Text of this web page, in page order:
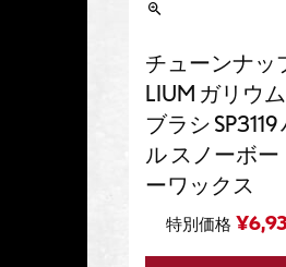
チューンナッ
LIUM ガリウ
ブラシ SP3119
ル スノーボー
ーワックス
特別価格 ¥